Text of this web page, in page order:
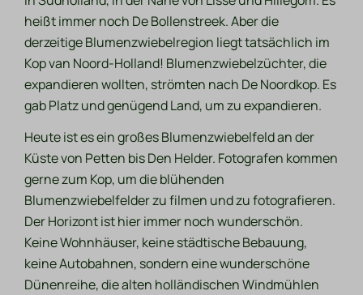
heißt immer noch De Bollenstreek. Aber die
derzeitige Blumenzwiebelregion liegt tatsächlich im
Kop van Noord-Holland! Blumenzwiebelzüchter, die
expandieren wollten, strömten nach De Noordkop. Es
gab Platz und genügend Land, um zu expandieren.
Heute ist es ein großes Blumenzwiebelfeld an der
Küste von Petten bis Den Helder. Fotografen kommen
gerne zum Kop, um die blühenden
Blumenzwiebelfelder zu filmen und zu fotografieren.
Der Horizont ist hier immer noch wunderschön.
Keine Wohnhäuser, keine städtische Bebauung,
keine Autobahnen, sondern eine wunderschöne
Dünenreihe, die alten holländischen Windmühlen